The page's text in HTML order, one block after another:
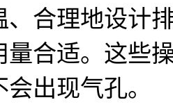
、合理地设计
量合适。这些
出现气孔。